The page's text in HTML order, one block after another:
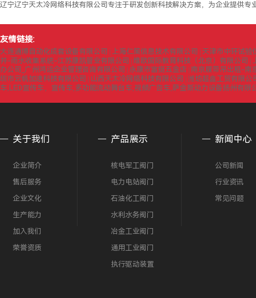
辽宁辽宁天太冷网络科技有限公司专注于研发创新科技解决方案，为企业提供专
友情链接:
大连通博自动化成套设备有限公司 上海仁策信息技术有限公司 天津市中环试验
井-雨水收集系统-江苏康凯管业有限公司 维欧国际教育科技（北京）有限公司
办公司_广州鸿运企业管理咨询有限公司
永康市富挺五金店 南京履带吊出租-南
圳市云帆加速科技有限公司
山西天太冷网络科技有限公司 潍坊超鑫工贸有限公
车,LED宣传车，宣传车,多功能流动舞台车,视频广告车,萨金斯动力设备扬州有限
关于我们
企业简介
售后服务
企业文化
生产能力
加入我们
荣誉资质
产品展示
核电军工阀门
电力电站阀门
石油化工阀门
水利水务阀门
冶金工业阀门
通用工业阀门
执行驱动装置
新闻中心
公司新闻
行业资讯
常见问题